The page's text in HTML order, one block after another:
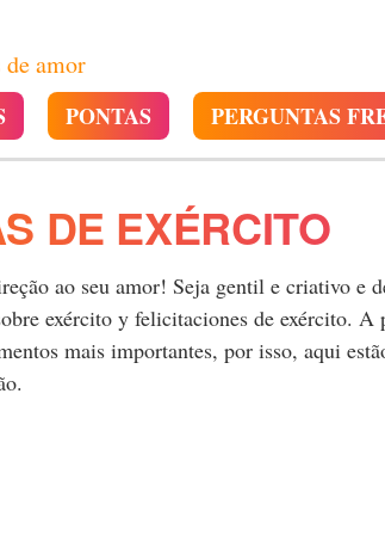
de amor
PONTAS PERGUNTAS
DE EXÉRCITO
ao seu amor! Seja gentil e criativo e
exército y felicitaciones de exército. A
mais importantes, por isso, aqui